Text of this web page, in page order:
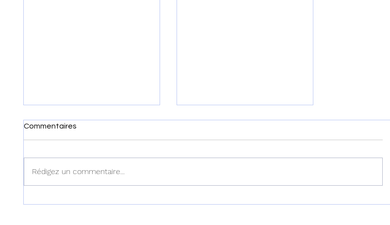
des mesures pour une
examens officiels enlevés
Commentaires
Rédigez un commentaire...